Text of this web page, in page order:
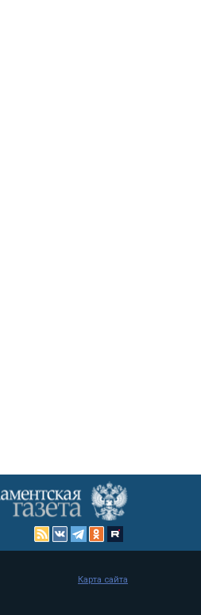
Карта сайта